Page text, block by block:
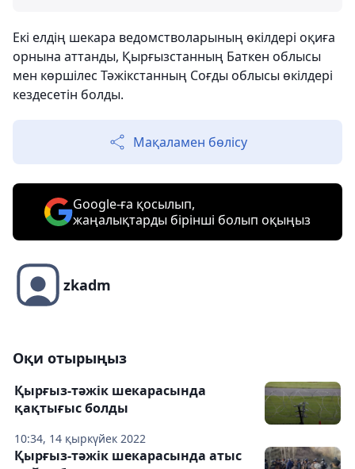
Екі елдің шекара ведомстволарының өкілдері оқиға
орнына аттанды, Қырғызстанның Баткен облысы
мен көршілес Тәжікстанның Соғды облысы өкілдері
кездесетін болды.
Мақаламен бөлісу
Google-ға қосылып,
жаңалықтарды бірінші болып оқыңыз
zkadm
Оқи отырыңыз
10:34, 14 қыркүйек 2022
Қырғыз-тәжік шекарасында
қақтығыс болды
Қырғыз-тәжік шекарасында атыс